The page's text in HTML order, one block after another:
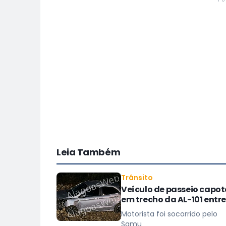
Leia Também
Trânsito
Veículo de passeio
em trecho da AL-101 entre
São Miguel dos Campos e
Barra
Motorista foi socorrido pelo